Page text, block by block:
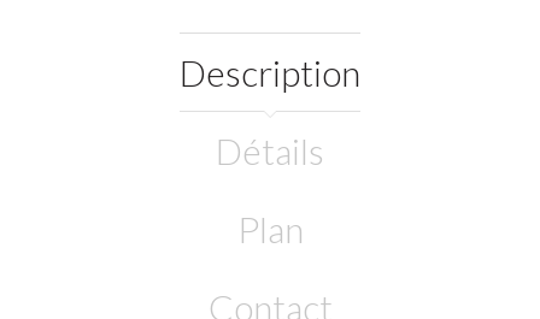
Description
Détails
Plan
Contact